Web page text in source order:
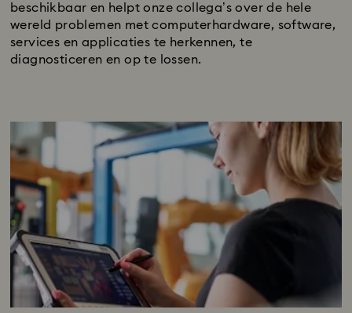
beschikbaar en helpt onze collega’s over de hele
wereld problemen met computerhardware, software,
services en applicaties te herkennen, te
diagnosticeren en op te lossen.